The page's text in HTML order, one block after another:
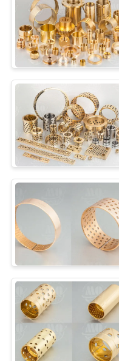
DEMANDEZ
UNE
CITATION
PLAN
SITE
PRIVACY
POLICY
Matériel
frein